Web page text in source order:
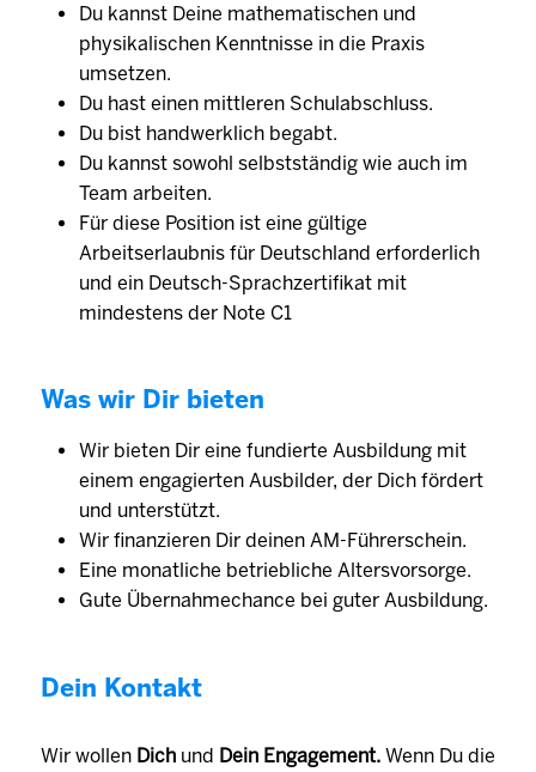
Du kannst Deine mathematischen und
physikalischen Kenntnisse in die Praxis
umsetzen.
Du hast einen mittleren Schulabschluss.
Du bist handwerklich begabt.
Du kannst sowohl selbst­ständig wie auch im
Team arbeiten.
Für diese Position ist eine gültige
Arbeitserlaubnis für Deutschland erforderlich
und ein Deutsch-Sprachzertifikat mit
mindestens der Note C1
Was wir Dir bieten
Wir bieten Dir eine fundierte Ausbildung mit
einem engagierten Aus­bilder, der Dich fördert
und unter­stützt.
Wir finanzieren Dir deinen AM-Führerschein.
Eine monat­liche betrieb­liche Alters­vorsorge.
Gute Übernahmechance bei guter Ausbildung.
Dein Kontakt
Wir wollen Dich und Dein Engagement. Wenn Du die